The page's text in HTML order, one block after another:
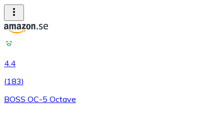
4.4
(183)
BOSS OC-5 Octave